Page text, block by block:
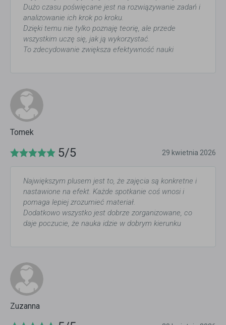
Dużo czasu poświęcane jest na rozwiązywanie zadań i
analizowanie ich krok po kroku.
Dzięki temu nie tylko poznaję teorię, ale przede
wszystkim uczę się, jak ją wykorzystać.
To zdecydowanie zwiększa efektywność nauki
Tomek
5/5 29 kwietnia 2026
Największym plusem jest to, że zajęcia są konkretne i
nastawione na efekt. Każde spotkanie coś wnosi i
pomaga lepiej zrozumieć materiał.
Dodatkowo wszystko jest dobrze zorganizowane, co
daje poczucie, że nauka idzie w dobrym kierunku
Zuzanna